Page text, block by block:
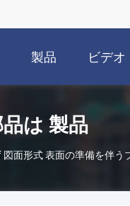
製品 ビデオ
は 製品
面形式 表面の準備を伴う